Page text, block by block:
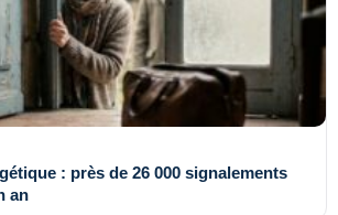
: près de 26 000 signalements
an